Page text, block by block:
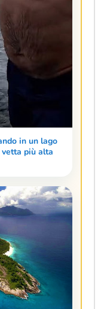
in un lago
più alta